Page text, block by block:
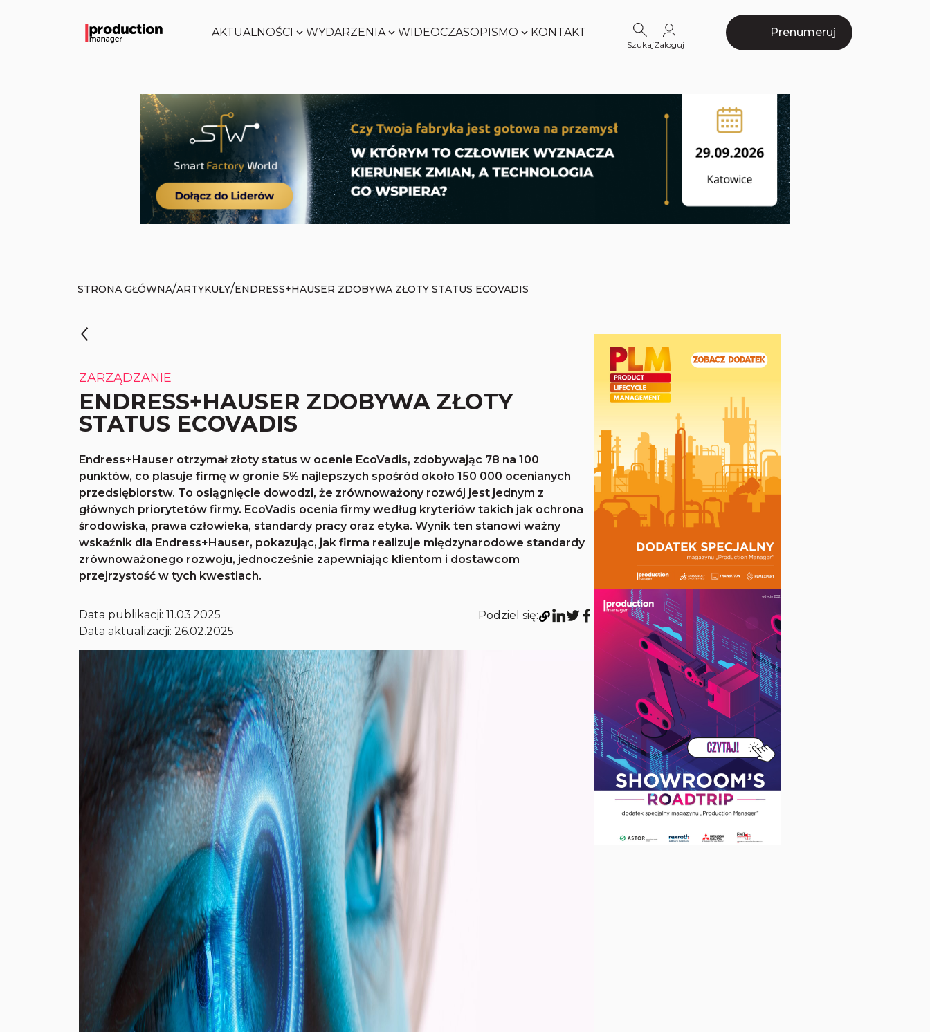
AKTUALNOŚCI WYDARZENIA
SMART
FACTORY
WORLD
WIDEOCZASOPISMO KONTAKT
SzukajZaloguj
Prenumeruj
FACTORY
WORLD
Zobacz
STRONA GŁÓWNA/ARTYKUŁY/ENDRESS+HAUSER ZDOBYWA ZŁOTY STATUS ECOVADIS
ZARZĄDZANIE
ENDRESS+HAUSER ZDOBYWA ZŁOTY
STATUS ECOVADIS
Endress+Hauser otrzymał złoty status w ocenie EcoVadis, zdobywając 78 na 100
punktów, co plasuje firmę w gronie 5% najlepszych spośród około 150 000 ocenianych
przedsiębiorstw. To osiągnięcie dowodzi, że zrównoważony rozwój jest jednym z
głównych priorytetów firmy. EcoVadis ocenia firmy według kryteriów takich jak ochrona
środowiska, prawa człowieka, standardy pracy oraz etyka. Wynik ten stanowi ważny
wskaźnik dla Endress+Hauser, pokazując, jak firma realizuje międzynarodowe standardy
zrównoważonego rozwoju, jednocześnie zapewniając klientom i dostawcom
przejrzystość w tych kwestiach.
Data publikacji:11.03.2025
Data aktualizacji: 26.02.2025
Podziel się: